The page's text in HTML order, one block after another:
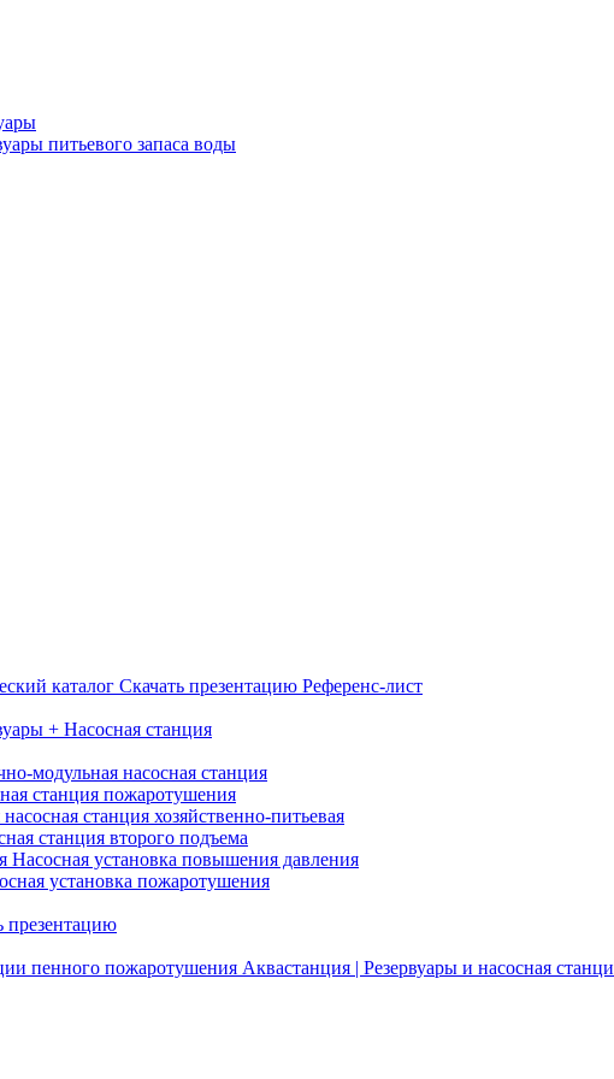
питьевого запаса воды
каталог Скачать презентацию Референс-лист
+ Насосная станция
модульная насосная станция
станция пожаротушения
насосная станция хозяйственно-питьевая
станция второго подъема
Насосная установка повышения давления
установка пожаротушения
презентацию
пенного пожаротушения Аквастанция | Резервуары и насосная